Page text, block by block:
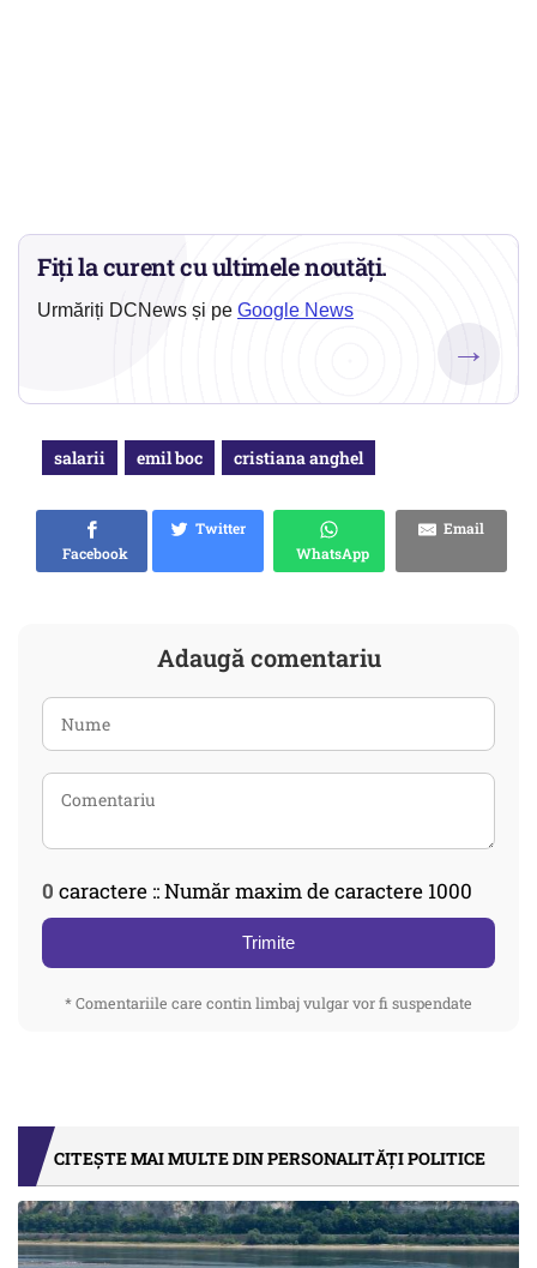
Fiți la curent cu ultimele noutăți.
Urmăriți DCNews și pe Google News
→
salarii emil boc cristiana anghel
Facebook
Twitter
WhatsApp
Email
Adaugă comentariu
0 caractere :: Număr maxim de caractere 1000
Trimite
* Comentariile care contin limbaj vulgar vor fi suspendate
CITEȘTE MAI MULTE DIN PERSONALITĂȚI POLITICE